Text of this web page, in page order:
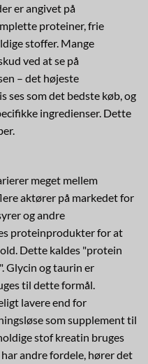
er angivet på
proteiner, frie
stoffer. Mange
ved at se på
– det højeste
ses som det bedste køb, og
ingredienser. Dette
meget mellem
aktører på markedet for
og andre
proteinprodukter for at
Dette kaldes "protein
Glycin og taurin er
til dette formål.
lavere end for
som supplement til
stof kreatin bruges
andre fordele, hører det